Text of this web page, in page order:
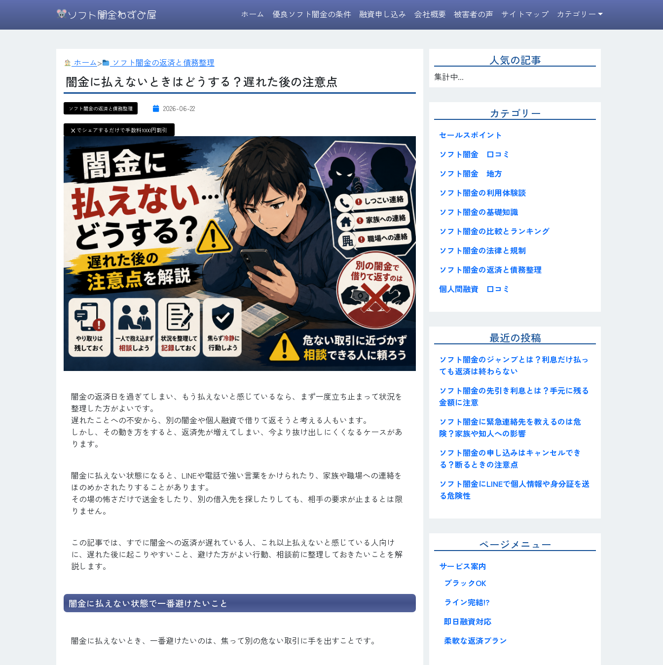
ソフト闇金ねずみ屋 ホーム 優良ソフト闇金の条件 融資申し込み 会社概要 被害者の声 サイトマップ カテゴリー
ホーム> ソフト闇金の返済と債務整理
闇金に払えないときはどうする？遅れた後の注意点
ソフト闇金の返済と債務整理 2026-06-22
X でシェアするだけで手数料1000円割引
闇金の返済日を過ぎてしまい、もう払えないと感じているなら、まず一度立ち止まって状況を
整理した方がよいです。
遅れたことへの不安から、別の闇金や個人融資で借りて返そうと考える人もいます。
しかし、その動き方をすると、返済先が増えてしまい、今より抜け出しにくくなるケースがあ
ります。
闇金に払えない状態になると、LINEや電話で強い言葉をかけられたり、家族や職場への連絡を
ほのめかされたりすることがあります。
その場の怖さだけで送金をしたり、別の借入先を探したりしても、相手の要求が止まるとは限
りません。
この記事では、すでに闇金への返済が遅れている人、これ以上払えないと感じている人向け
に、遅れた後に起こりやすいこと、避けた方がよい行動、相談前に整理しておきたいことを解
説します。
闇金に払えない状態で一番避けたいこと
闇金に払えないとき、一番避けたいのは、焦って別の危ない取引に手を出すことです。
人気の記事
集計中...
カテゴリー
セールスポイント
ソフト闇金 口コミ
ソフト闇金 地方
ソフト闇金の利用体験談
ソフト闇金の基礎知識
ソフト闇金の比較とランキング
ソフト闇金の法律と規制
ソフト闇金の返済と債務整理
個人間融資 口コミ
最近の投稿
ソフト闇金のジャンプとは？利息だけ払っ
ても返済は終わらない
ソフト闇金の先引き利息とは？手元に残る
金額に注意
ソフト闇金に緊急連絡先を教えるのは危
険？家族や知人への影響
ソフト闇金の申し込みはキャンセルでき
る？断るときの注意点
ソフト闇金にLINEで個人情報や身分証を送
る危険性
ページメニュー
サービス案内
ブラックOK
ライン完結!?
即日融資対応
柔軟な返済プラン